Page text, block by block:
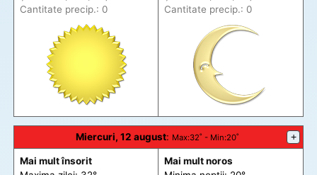
Cantitate precip.: 0
Cantitate precip.: 0
Miercuri, 12 august: Max:32˚ - Min:20˚ +
Mai mult însorit
Mai mult noros